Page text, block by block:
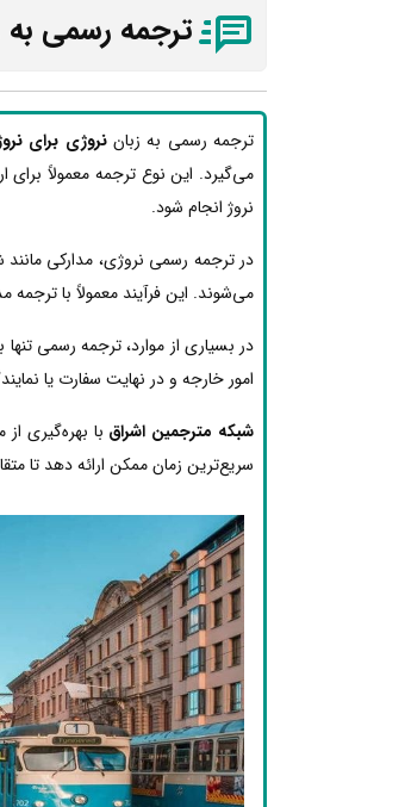
ترجمه رسمی به
ترجمه رسمی به زباننروژی برای
می‌گیرد. این نوع ترجمه معمولاً برای
نروژ انجام شود.
در ترجمه رسمی نروژی، مدارکی
می‌شوند. این فرآیند معمولاً با
در بسیاری از موارد، ترجمه رسمی
امور خارجه و در نهایت سفارت یا
شبکه مترجمین اشراق با بهره‌گیری
سریع‌ترین زمان ممکن ارائه دهد تا